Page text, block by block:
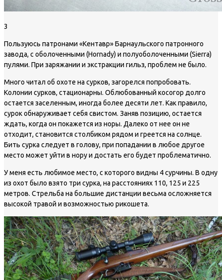
3
Пользуюсь патронами «Кентавр» Барнаульского патронного
завода, с оболоченными (Hornady) и полуоболоченными (Sierra)
пулями. При заряжании и экстракции гильз, проблем не было.
Много читал об охоте на сурков, загорелся попробовать.
Колонии сурков, стационарны. Облюбованный косогор долго
остается заселенным, иногда более десяти лет. Как правило,
сурок обнаруживает себя свистом. Заняв позицию, остается
ждать, когда он покажется из норы. Далеко от нее он не
отходит, становится столбиком рядом и греется на солнце.
Бить сурка следует в голову, при попадании в любое другое
место может уйти в нору и достать его будет проблематично.
У меня есть любимое место, с которого видны 4 сурчины. В одну
из охот было взято три сурка, на расстояниях 110, 125 и 225
метров. Стрельба на большие дистанции весьма осложняется
высокой травой и возможностью рикошета.